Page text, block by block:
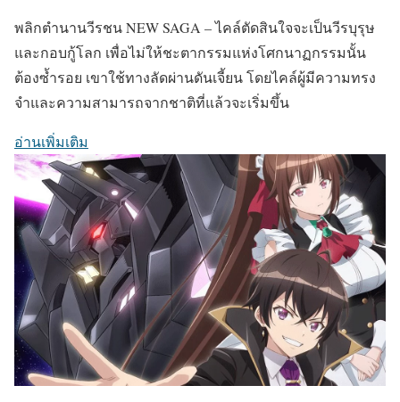
พลิกตำนานวีรชน NEW SAGA – ไคล์ตัดสินใจจะเป็นวีรบุรุษ
และกอบกู้โลก เพื่อไม่ให้ชะตากรรมแห่งโศกนาฏกรรมนั้น
ต้องซ้ำรอย เขาใช้ทางลัดผ่านดันเจี้ยน โดยไคล์ผู้มีความทรง
จำและความสามารถจากชาติที่แล้วจะเริ่มขึ้น
อ่านเพิ่มเติม